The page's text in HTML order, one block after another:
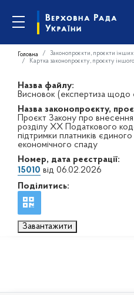
Головна Законопроєкти, проєкти інших
Картка законопроєкту, проєкту
Назва файлу:
Висновок (експертиза щодо
Назва законопроєкту,
Проєкт Закону про
розділу ХХ Податкового
підтримки платників
економічного спаду
Номер, дата реєстрації:
15010 від 06.02.2026
Поділитись:
Завантажити